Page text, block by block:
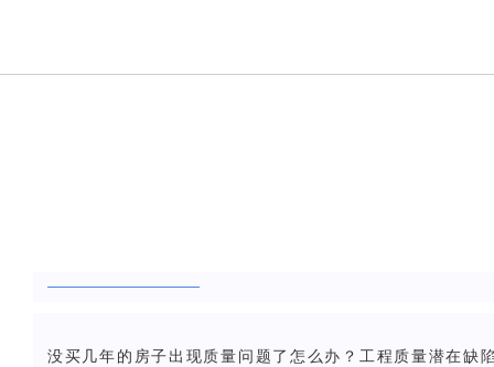
没买几年的房子出现质量问题了怎么办？ 工程质量潜在缺